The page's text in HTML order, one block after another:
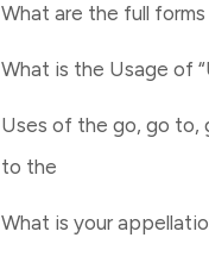
What are the full
What is the Usage of
Uses of the go, go to,
to the
What is your